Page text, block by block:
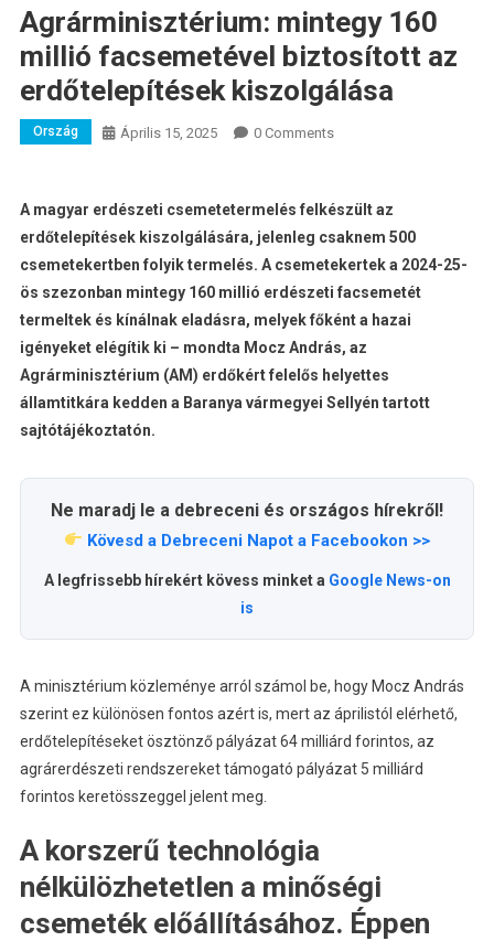
Agrárminisztérium: mintegy 160
millió facsemetével biztosított az
erdőtelepítések kiszolgálása
Ország Április 15, 2025 0 Comments
A magyar erdészeti csemetetermelés felkészült az
erdőtelepítések kiszolgálására, jelenleg csaknem 500
csemetekertben folyik termelés. A csemetekertek a 2024-25-
ös szezonban mintegy 160 millió erdészeti facsemetét
termeltek és kínálnak eladásra, melyek főként a hazai
igényeket elégítik ki – mondta Mocz András, az
Agrárminisztérium (AM) erdőkért felelős helyettes
államtitkára kedden a Baranya vármegyei Sellyén tartott
sajtótájékoztatón.
Ne maradj le a debreceni és országos hírekről!
Kövesd a Debreceni Napot a Facebookon >>
A legfrissebb hírekért kövess minket a Google News-on
is
A minisztérium közleménye arról számol be, hogy Mocz András
szerint ez különösen fontos azért is, mert az áprilistól elérhető,
erdőtelepítéseket ösztönző pályázat 64 milliárd forintos, az
agrárerdészeti rendszereket támogató pályázat 5 milliárd
forintos keretösszeggel jelent meg.
A korszerű technológia
nélkülözhetetlen a minőségi
csemeték előállításához. Éppen